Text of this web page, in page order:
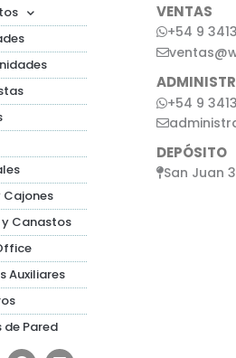
Cajones
Canastos
Auxiliares
de Pared
VENTAS
+54 9
+54 9
DEPÓSITO
San Juan